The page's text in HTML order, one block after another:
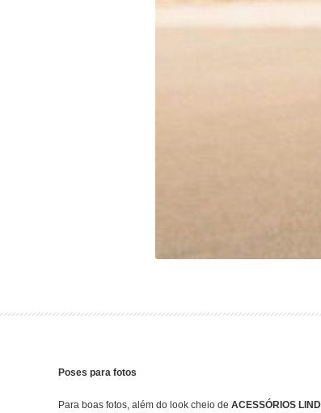
Poses para fotos
Para boas fotos, além do look cheio de ACESSÓRIOS